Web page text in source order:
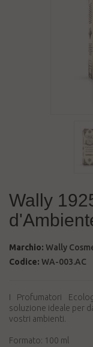
Wally
Marchio: Wally
Codice: WA-003.AC
I Profumatori
soluzione ideale per
vostri ambienti.
Formato: 100 ml